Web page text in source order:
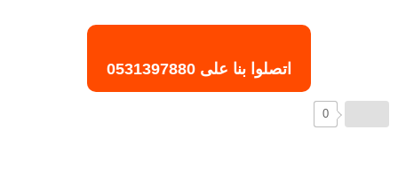
اتصلوا بنا على 0531397880
0